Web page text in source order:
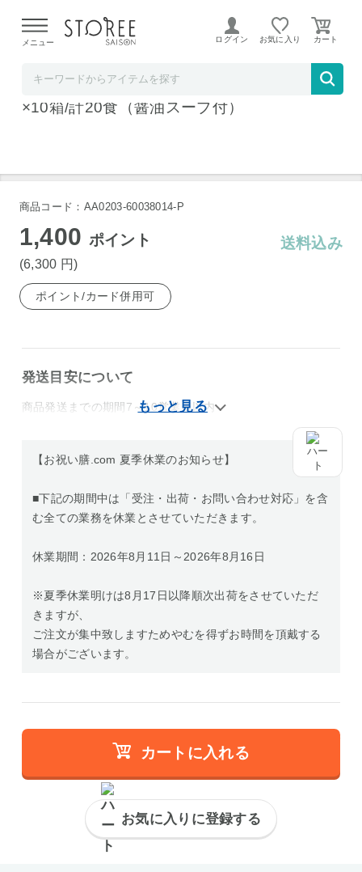
よる配送遅延が発生しております。
メニュー ログイン お気に入り
尾道ラーメン「満麺亭」 〈乾麺〉70g×2食入
×10箱/計20食（醤油スープ付）
商品コード：AA0203-60038014-P
1,400 ポイント
(6,300 円)
送料込み
ポイント/カード併用可
発送目安について
商品発送までの期間7～10営業日以内
【お祝い膳.com 夏季休業のお知らせ】
■下記の期間中は「受注・出荷・お問い合わせ対応」を含
む全ての業務を休業とさせていただきます。
休業期間：2026年8月11日～2026年8月16日
※夏季休業明けは8月17日以降順次出荷をさせていただ
きますが、
ご注文が集中致しますためやむを得ずお時間を頂戴する
場合がございます。
カートに入れる
お気に入りに登録する